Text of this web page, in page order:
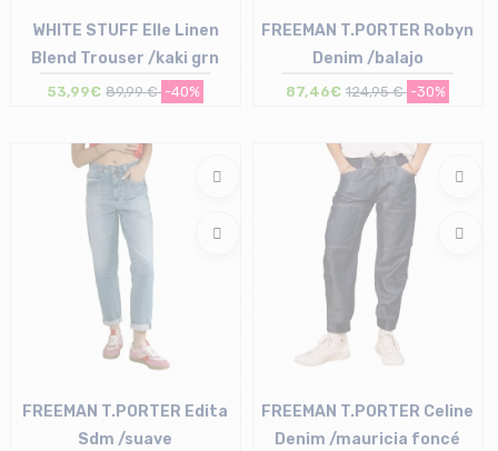
36 (UK 8) | 40 (UK12)
WHITE STUFF Elle Linen
Blend Trouser /kaki grn
53,99€ 89,99 € -40%
27 | 28 | 29 | 30
FREEMAN T.PORTER Robyn
Denim /balajo
87,46€ 124,95 € -30%
FREEMAN T.PORTER Edita
Sdm /suave
FREEMAN T.PORTER Celine
Denim /mauricia foncé